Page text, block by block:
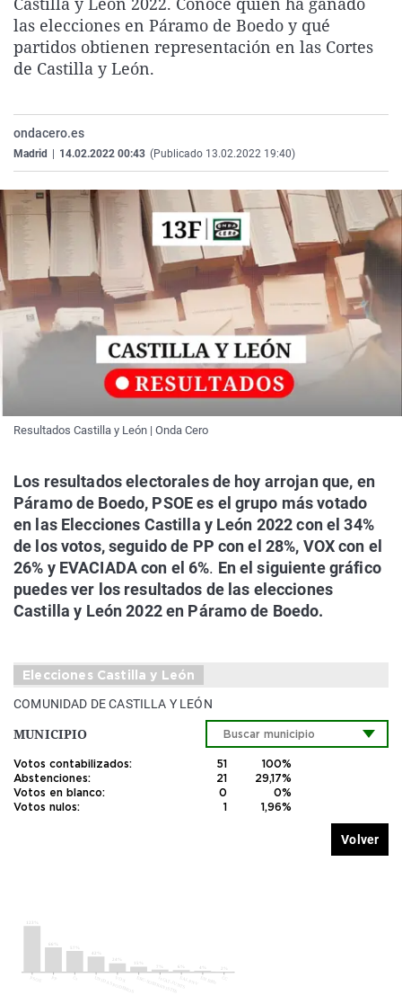
La rosa de los vientos
Gente viajera
Caso
Retornados
Extremadura
Galicia
Virales
Televisión
las elecciones en Páramo de Boedo y qué
partidos obtienen representación en las Cortes
de Castilla y León.
ondacero.es
Madrid 14.02.2022 00:43 (Publicado 13.02.2022 19:40)
Resultados Castilla y León | Onda Cero
Los resultados electorales de hoy arrojan que, en
Páramo de Boedo, PSOE es el grupo más votado
en las Elecciones Castilla y León 2022 con el 34%
de los votos, seguido de PP con el 28%, VOX con el
26% y EVACIADA con el 6%. En el siguiente gráfico
puedes ver los resultados de las elecciones
Castilla y León 2022 en Páramo de Boedo.
Elecciones Castilla y León
COMUNIDAD DE CASTILLA Y LEÓN
MUNICIPIO
Votos contabilizados: 51
100%
Abstenciones:
21
29,17%
Votos en blanco:
0
0%
Votos nulos:
1 1,96%
Volver